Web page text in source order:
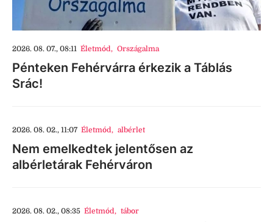
2026. 08. 07., 08:11 Életmód, Országalma
Pénteken Fehérvárra érkezik a Táblás
Srác!
2026. 08. 02., 11:07 Életmód, albérlet
Nem emelkedtek jelentősen az
albérletárak Fehérváron
2026. 08. 02., 08:35 Életmód, tábor